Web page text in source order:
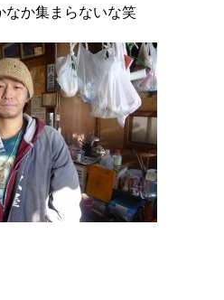
なか集まらないな笑